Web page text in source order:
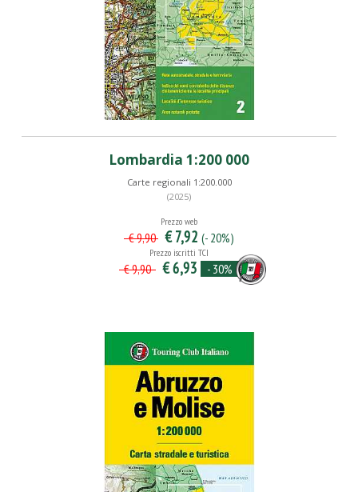
Lombardia 1:200 000
Carte regionali 1:200.000
(2025)
Prezzo web
€ 9,90 € 7,92 (- 20%)
Prezzo iscritti TCI
€ 9,90 € 6,93 - 30%